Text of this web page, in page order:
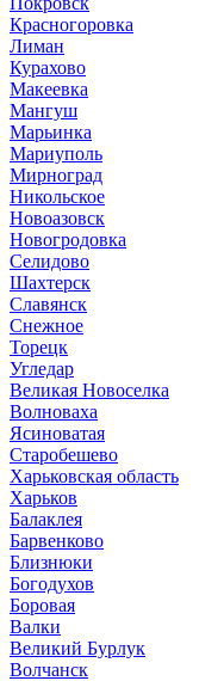
Красногоровка
Лиман
Курахово
Макеевка
Мангуш
Марьинка
Мариуполь
Мирноград
Никольское
Новоазовск
Новогродовка
Селидово
Шахтерск
Славянск
Снежное
Торецк
Угледар
Великая Новоселка
Волноваха
Ясиноватая
Старобешево
Харьковская область
Харьков
Балаклея
Барвенково
Близнюки
Богодухов
Боровая
Валки
Великий Бурлук
Волчанск